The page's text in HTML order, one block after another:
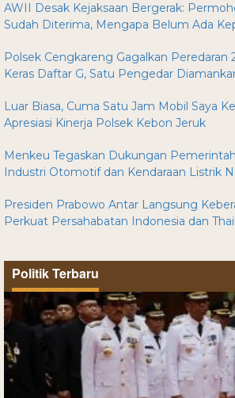
AWII Desak Kejaksaan Bergerak:
Sudah Diterima, Mengapa Belum Ada
Polsek Cengkareng Gagalkan Peredaran
Keras Daftar G, Satu Pengedar
Luar Biasa, Cuma Satu Jam Mobil Saya
Apresiasi Kinerja Polsek Kebon Jeruk
Menkeu Tegaskan Dukungan
Industri Otomotif dan Kendaraan Listrik
Presiden Prabowo Antar Langsung
Perkuat Persahabatan Indonesia dan
Politik Terbaru